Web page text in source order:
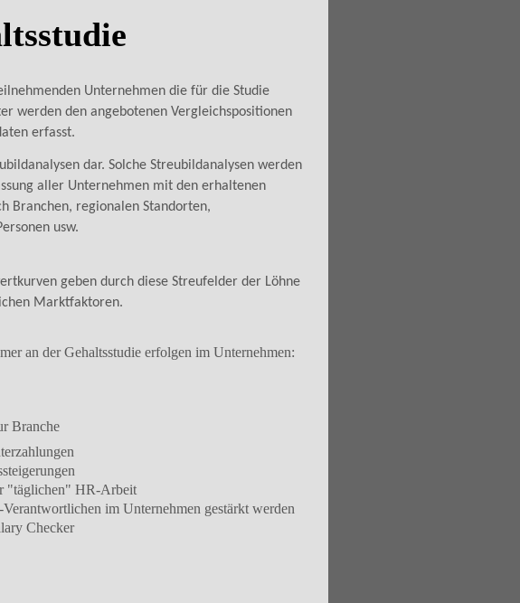
Unternehmen die für die Studie
werden den angebotenen Vergleichspositionen
erfasst.
dar. Solche Streubildanalysen werden
aller Unternehmen mit den erhaltenen
Branchen, regionalen Standorten,
der Personen usw.
geben durch diese Streufelder der Löhne
Marktfaktoren.
an der Gehaltsstudie erfolgen im Unternehmen:
Branche
"täglichen" HR-Arbeit
im Unternehmen gestärkt werden
Checker